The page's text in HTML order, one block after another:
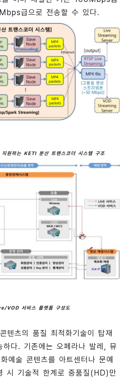
급으로 전송할 수 있다.
원하는 KETI 분산 트랜스코더 시스템 구조
VOD 서비스 플랫폼 구성도
텐츠의 품질 최적화기술이 탑재
다. 기존에는 오페라나 발레, 뮤
예술 콘텐츠를 아트센터나 문예
시 기술적 한계로 중품질(HD)만